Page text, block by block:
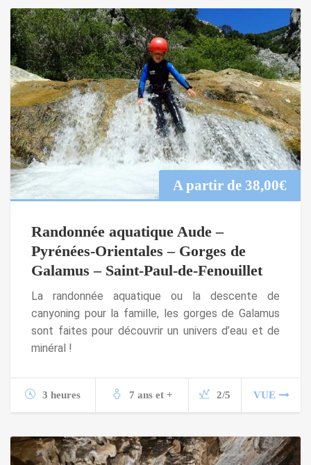
A partir de 38,00€
Randonnée aquatique Aude –
Pyrénées-Orientales – Gorges de
Galamus – Saint-Paul-de-Fenouillet
La randonnée aquatique ou la descente de
canyoning pour la famille, les gorges de Galamus
sont faites pour découvrir un univers d’eau et de
minéral !
3 heures 7 ans et + 2/5 VUE